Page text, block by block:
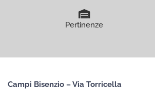
Pertinenze
Campi Bisenzio – Via Torricella